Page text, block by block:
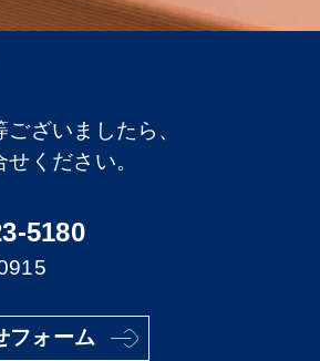
ざいましたら、
ください。
5180
フォーム